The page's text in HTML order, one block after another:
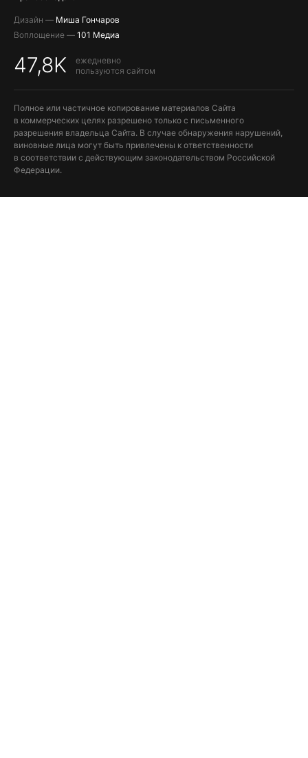
Дизайн — Миша Гончаров
Воплощение — 101 Медиа
47,8K
ежедневно
пользуются сайтом
Полное или частичное копирование материалов Сайта
в коммерческих целях разрешено только с письменного
разрешения владельца Сайта. В случае обнаружения нарушений,
виновные лица могут быть привлечены к ответственности
в соответствии с действующим законодательством Российской
Федерации.